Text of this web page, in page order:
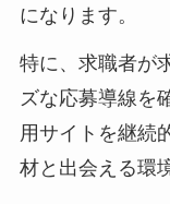
になります。
特に、求職者が
ズな応募導線を
用サイトを継続
材と出会える環